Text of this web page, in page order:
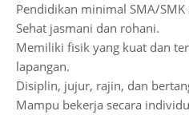
Pendidikan minimal SMA/SMK
Sehat jasmani dan rohani.
Memiliki fisik yang kuat dan
lapangan.
Disiplin, jujur, rajin, dan
Mampu bekerja secara